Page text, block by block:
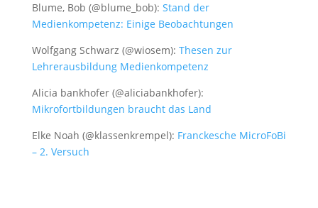
Blume, Bob (@blume_bob): Stand der
Medienkompetenz: Einige Beobachtungen
Wolfgang Schwarz (@wiosem): Thesen zur
Lehrerausbildung Medienkompetenz
Alicia bankhofer (@aliciabankhofer):
Mikrofortbildungen braucht das Land
Elke Noah (@klassenkrempel): Franckesche MicroFoBi
– 2. Versuch